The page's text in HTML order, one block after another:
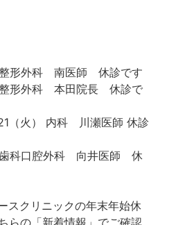
形外科 南医師 休診です
形外科 本田院長 休診で
（火） 内科 川瀬医師 休診
科口腔外科 向井医師 休
クリニックの年末年始休
らの「新着情報」でご確認